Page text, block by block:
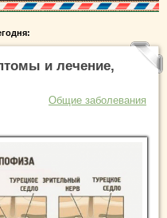
и лечение,
Общие заболевания